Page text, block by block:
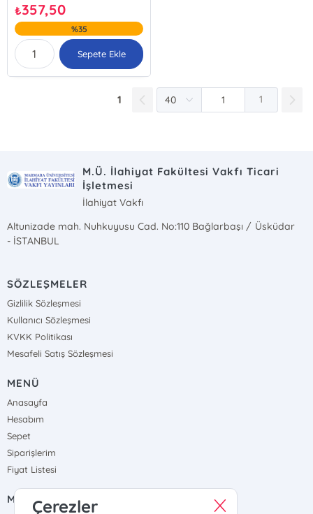
₺357,50
%35
Sepete Ekle
1 1
M.Ü. İlahiyat Fakültesi Vakfı Ticari
İşletmesi
İlahiyat Vakfı
Altunizade mah. Nuhkuyusu Cad. No:110 Bağlarbaşı / Üsküdar
- İSTANBUL
SÖZLEŞMELER
Gizlilik Sözleşmesi
Kullanıcı Sözleşmesi
KVKK Politikası
Mesafeli Satış Sözleşmesi
MENÜ
Anasayfa
Hesabım
Sepet
Siparişlerim
Fiyat Listesi
MÜŞTERİ HİZMETLERİ
Çerezler